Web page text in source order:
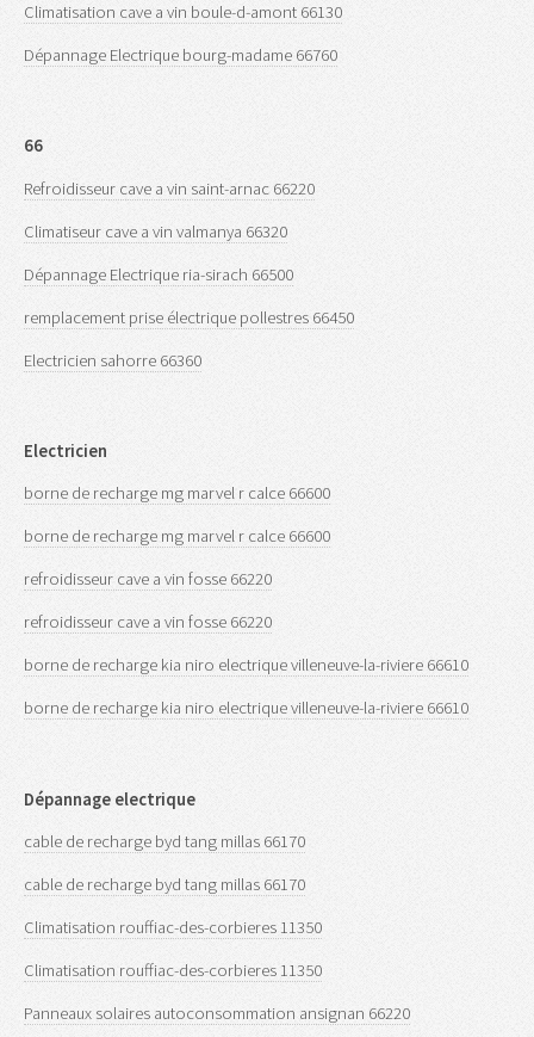
Climatisation cave a vin boule-d-amont 66130
Dépannage Electrique bourg-madame 66760
66
Refroidisseur cave a vin saint-arnac 66220
Climatiseur cave a vin valmanya 66320
Dépannage Electrique ria-sirach 66500
remplacement prise électrique pollestres 66450
Electricien sahorre 66360
Electricien
borne de recharge mg marvel r calce 66600
borne de recharge mg marvel r calce 66600
refroidisseur cave a vin fosse 66220
refroidisseur cave a vin fosse 66220
borne de recharge kia niro electrique villeneuve-la-riviere 66610
borne de recharge kia niro electrique villeneuve-la-riviere 66610
Dépannage electrique
cable de recharge byd tang millas 66170
cable de recharge byd tang millas 66170
Climatisation rouffiac-des-corbieres 11350
Climatisation rouffiac-des-corbieres 11350
Panneaux solaires autoconsommation ansignan 66220